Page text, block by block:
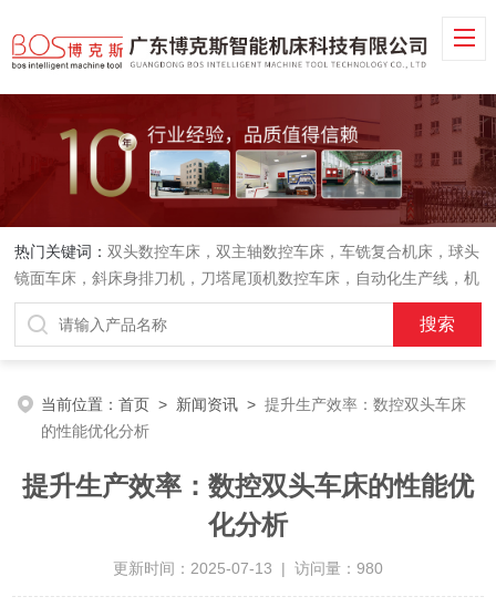
热门关键词：双头数控车床，双主轴数控车床，车铣复合机床，球头
镜面车床，斜床身排刀机，刀塔尾顶机数控车床，自动化生产线，机
械手
当前位置：首页 > 新闻资讯 >提升生产效率：数控双头车床
的性能优化分析
提升生产效率：数控双头车床的性能优
化分析
更新时间：2025-07-13 | 访问量：980